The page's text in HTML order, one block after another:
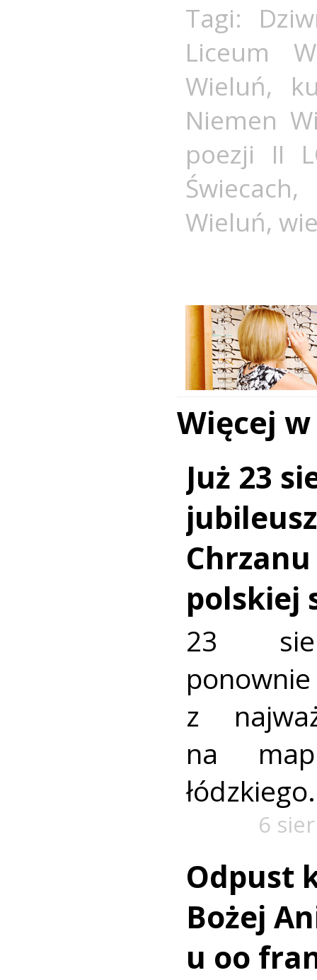
Tagi:
Liceum
Wieluń,
Niemen
poezji II
Świecach
Wieluń,
Więcej
Już 23
polskiej
23
z
na
łódzkiego.
6
Odpust
Bożej
u oo